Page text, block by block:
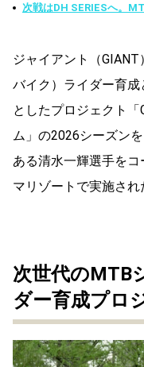
次戦はDH SERIESへ。
ジャイアント（
バイク）ライダー育
としたプロジェクト
ム」の2026シーズン
ある清水一輝選手を
マリゾートで実施され
次世代のMTB
ダー育成プロ